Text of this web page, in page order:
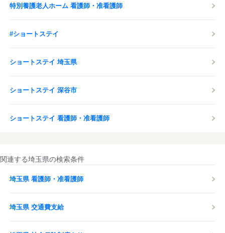
特別養護老人ホーム 看護師・准看護師
#ショートステイ
ショートステイ 埼玉県
ショートステイ 深谷市
ショートステイ 看護師・准看護師
関連する埼玉県の検索条件
埼玉県 看護師・准看護師
埼玉県 交通費支給